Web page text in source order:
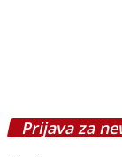
Prijava za